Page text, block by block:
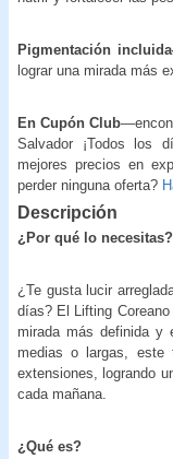
Pigmentación
lograr una mirada más
En Cupón Club
Salvador ¡Todos los
mejores precios en
perder ninguna oferta?
Descripción
¿Por qué lo necesitas?
¿Te gusta lucir
días? El Lifting
mirada más definida y
medias o largas, este
extensiones, logrando
cada mañana.
¿Qué es?